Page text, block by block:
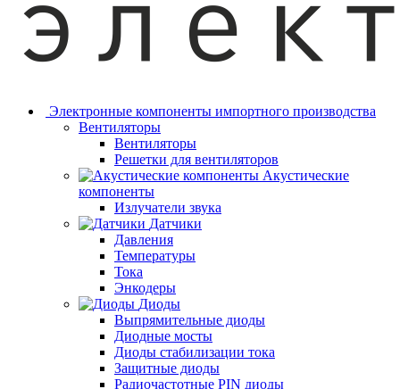
Электронные компоненты импортного производства
Вентиляторы
Вентиляторы
Решетки для вентиляторов
Акустические
компоненты
Излучатели звука
Датчики
Давления
Температуры
Тока
Энкодеры
Диоды
Выпрямительные диоды
Диодные мосты
Диоды стабилизации тока
Защитные диоды
Радиочастотные PIN диоды